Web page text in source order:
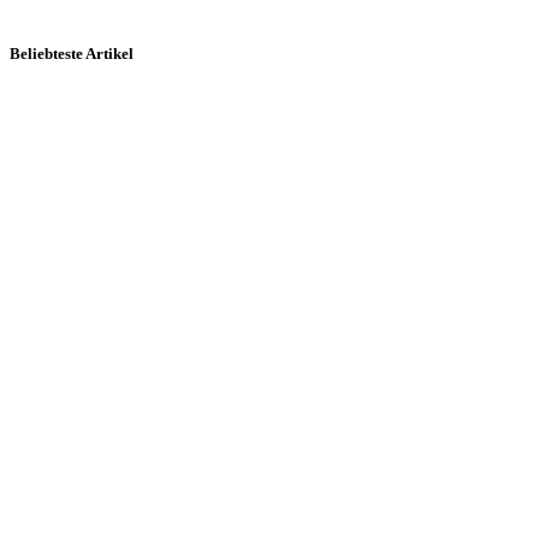
Beliebteste Artikel